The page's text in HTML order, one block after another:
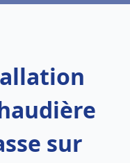
sur